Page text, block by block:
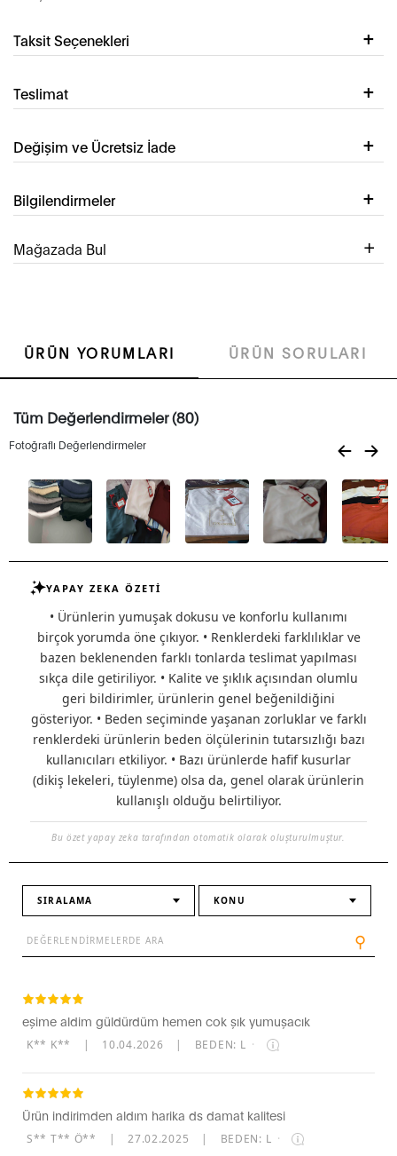
Taksit Seçenekleri
Teslimat
Değişim ve Ücretsiz İade
Bilgilendirmeler
Mağazada Bul
ÜRÜN YORUMLARI ÜRÜN SORULARI
Tüm Değerlendirmeler (80)
Fotoğraflı Değerlendirmeler
YAPAY ZEKA ÖZETİ
• Ürünlerin yumuşak dokusu ve konforlu kullanımı
birçok yorumda öne çıkıyor. • Renklerdeki farklılıklar ve
bazen beklenenden farklı tonlarda teslimat yapılması
sıkça dile getiriliyor. • Kalite ve şıklık açısından olumlu
geri bildirimler, ürünlerin genel beğenildiğini
gösteriyor. • Beden seçiminde yaşanan zorluklar ve farklı
renklerdeki ürünlerin beden ölçülerinin tutarsızlığı bazı
kullanıcıları etkiliyor. • Bazı ürünlerde hafif kusurlar
(dikiş lekeleri, tüylenme) olsa da, genel olarak ürünlerin
kullanışlı olduğu belirtiliyor.
Bu özet yapay zeka tarafından otomatik olarak oluşturulmuştur.
SIRALAMA KONU
⚲
eşime aldim güldürdüm hemen cok şık yumuşacık
K** K** | 10.04.2026 | BEDEN: L ·
Ürün indirimden aldım harika ds damat kalitesi
S** T** Ö** | 27.02.2025 | BEDEN: L ·